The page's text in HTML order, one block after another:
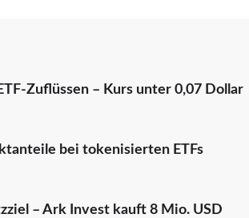
Zuflüssen – Kurs unter 0,07 Dollar
bei tokenisierten ETFs
– Ark Invest kauft 8 Mio. USD